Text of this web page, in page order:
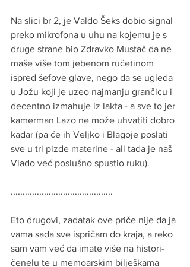
Na slici br 2, je Valdo Šeks dobio signal
preko mikrofona u uhu na kojemu je s
druge strane bio Zdravko Mustač da ne
maše više tom jebenom ručetinom
ispred šefove glave, nego da se ugleda
u Jožu koji je uzeo najmanju grančicu i
decentno izmahuje iz lakta - a sve to jer
kamerman Lazo ne može uhvatiti dobro
kadar (pa će ih Veljko i Blagoje poslati
sve u tri pizde materine - ali tada je naš
Vlado već poslušno spustio ruku).
...........................................
Eto drugovi, zadatak ove priče nije da ja
vama sada sve ispričam do kraja, a reko
sam vam već da imate više na histori-
čenelu te u memoarskim bilješkama